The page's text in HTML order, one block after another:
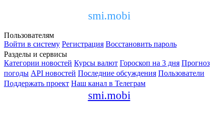
smi.mobi
Пользователям
Войти в систему Регистрация Восстановить пароль
Разделы и сервисы
Категории новостей Курсы валют Гороскоп на 3 дня Прогноз
погоды API новостей Последние обсуждения Пользователи
Поддержать проект Наш канал в Телеграм
smi.mobi